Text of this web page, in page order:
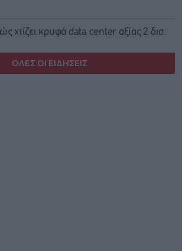
χτίζει κρυφά data center αξίας 2 δισ.
ΟΛΕΣ ΟΙ ΕΙΔΗΣΕΙΣ